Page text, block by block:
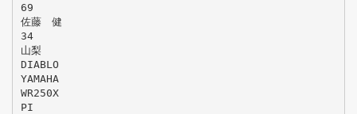
69
佐藤 健
34
山梨
DIABLO
YAMAHA
WR250X
PI